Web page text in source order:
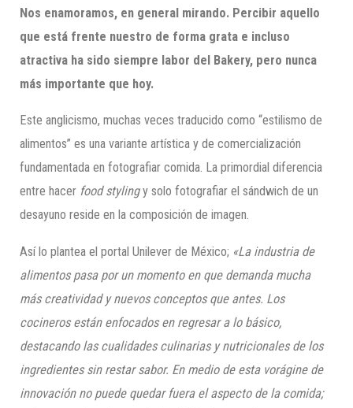
Nos enamoramos, en general mirando. Percibir aquello
que está frente nuestro de forma grata e incluso
atractiva ha sido siempre labor del Bakery, pero nunca
más importante que hoy.
Este anglicismo, muchas veces traducido como “estilismo de
alimentos” es una variante artística y de comercialización
fundamentada en fotografiar comida. La primordial diferencia
entre hacer food stylingy solo fotografiar el sándwich de un
desayuno reside en la composición de imagen.
Así lo plantea el portal Unilever de México; «La industria de
alimentos pasa por un momento en que demanda mucha
más creatividad y nuevos conceptos que antes. Los
cocineros están enfocados en regresar a lo básico,
destacando las cualidades culinarias y nutricionales de los
ingredientes sin restar sabor. En medio de esta vorágine de
innovación no puede quedar fuera el aspecto de la comida;